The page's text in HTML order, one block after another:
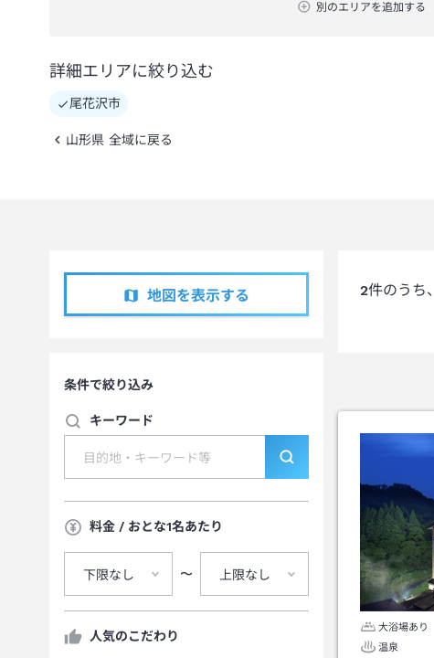
別のエリアを追加する
詳細エリアに絞り込む
尾花沢市
山形県 全域に戻る
地図を表示する
条件で絞り込み
キーワード
料金 / おとな1名あたり
下限なし 〜 上限なし
人気のこだわり
2件のうち、
大浴場あり
温泉